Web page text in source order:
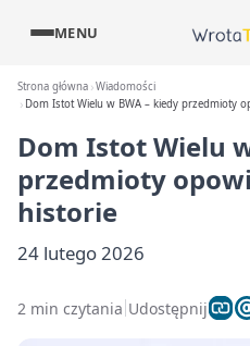
MENU
Strona główna Wiadomości
Dom Istot Wielu w BWA – kiedy przedmioty
Dom Istot Wielu
przedmioty
historie
24 lutego 2026
2 min czytania Udostępnij